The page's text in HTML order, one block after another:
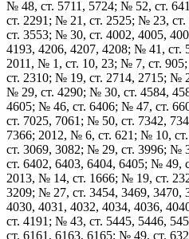
№ 48, ст. 5711, 5724; № 52, ст.
ст. 2291; № 21, ст. 2525; № 23,
ст. 3553; № 30, ст. 4002, 4005,
4193, 4206, 4207, 4208; № 41, ст.
2011, № 1, ст. 10, 23; № 7, ст.
ст. 2310; № 19, ст. 2714, 2715; №
№ 29, ст. 4290; № 30, ст. 4584,
4605; № 46, ст. 6406; № 47, ст.
ст. 7025, 7061; № 50, ст. 7342,
7366; 2012, № 6, ст. 621; № 10,
ст. 3069, 3082; № 29, ст. 3996; №
ст. 6402, 6403, 6404, 6405; № 49,
2013, № 14, ст. 1666; № 19, ст.
3209; № 27, ст. 3454, 3469, 3470,
4030, 4031, 4032, 4034, 4036,
ст. 4191; № 43, ст. 5445, 5446,
ст. 6161, 6163, 6165; № 49, ст.